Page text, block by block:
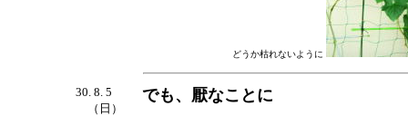
どうか枯れないように
30. 8. 5
（日）
でも、厭なことに